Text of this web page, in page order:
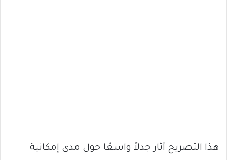
هذا التصريح أثار جدلاً واسعًا حول مدى إمكانية